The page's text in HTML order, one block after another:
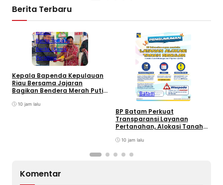
Berita Terbaru
Batam
Berita Terbaru
Berita Utama
Peristiwa
Kepala Bapenda Kepulauan
Riau Bersama Jajaran
Bagikan Bendera Merah Putih
Bermotor di Kantor Samsat
10 jam lalu
Batam
BP Batam Perkuat
Transparansi Layanan
Pertanahan, Alokasi Tanah
LMS10 jam lalu
Komentar